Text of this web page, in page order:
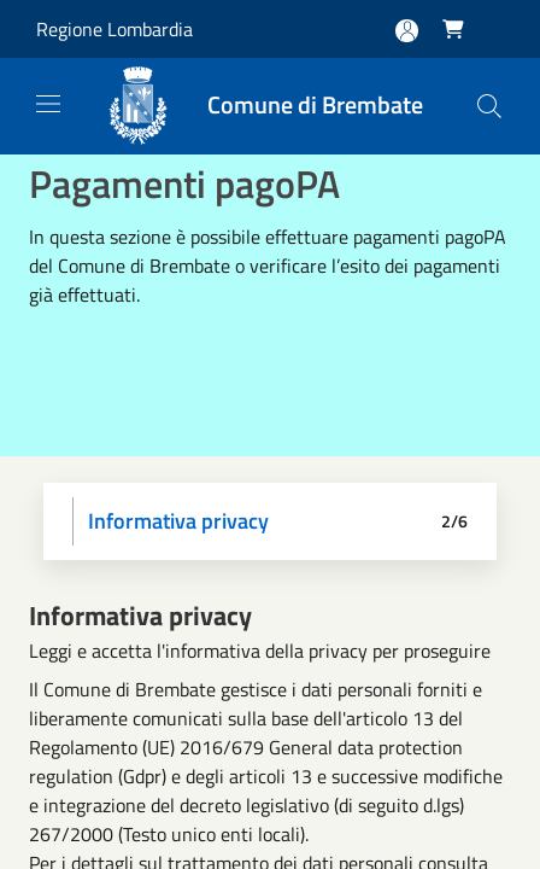
Regione Lombardia 
Comune di Brembate
Pagamenti pagoPA
In questa sezione è possibile effettuare pagamenti pagoPA
del Comune di Brembate o verificare l’esito dei pagamenti
già effettuati.
Scegli operazione
Informativa privacy
Scegli il pagamento
Dati anagrafici
Paga
Riepilogo 2/6
Informativa privacy
Leggi e accetta l'informativa della privacy per proseguire
Il Comune di Brembate gestisce i dati personali forniti e
liberamente comunicati sulla base dell'articolo 13 del
Regolamento (UE) 2016/679 General data protection
regulation (Gdpr) e degli articoli 13 e successive modifiche
e integrazione del decreto legislativo (di seguito d.lgs)
267/2000 (Testo unico enti locali).
Per i dettagli sul trattamento dei dati personali consulta